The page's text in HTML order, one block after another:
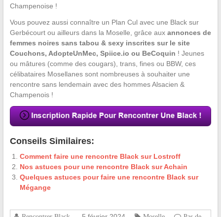
Champenoise !
Vous pouvez aussi connaître un Plan Cul avec une Black sur
Gerbécourt ou ailleurs dans la Moselle, grâce aux annonces de
femmes noires sans tabou & sexy inscrites sur le site
Couchons, AdopteUnMec, Spiice.io ou BeCoquin ! Jeunes
ou mâtures (comme des cougars), trans, fines ou BBW, ces
célibataires Mosellanes sont nombreuses à souhaiter une
rencontre sans lendemain avec des hommes Alsacien &
Champenois !
Conseils Similaires:
Comment faire une rencontre Black sur Lostroff
Nos astuces pour une rencontre Black sur Achain
Quelques astuces pour faire une rencontre Black sur
Mégange